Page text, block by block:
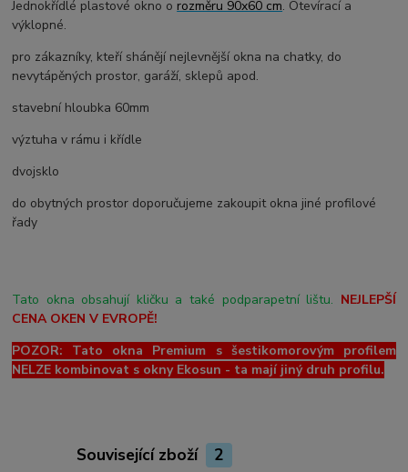
Jednokřídlé plastové okno o rozměru 90x60 cm. Otevírací a
výklopné.
pro zákazníky, kteří shánějí nejlevnější okna na chatky, do
nevytápěných prostor, garáží, sklepů apod.
stavební hloubka 60mm
výztuha v rámu i křídle
dvojsklo
do obytných prostor doporučujeme zakoupit okna jiné profilové
řady
Tato okna obsahují kličku a také podparapetní lištu. NEJLEPŠÍ
CENA OKEN V EVROPĚ!
POZOR: Tato okna Premium s šestikomorovým profilem
NELZE kombinovat s okny Ekosun - ta mají jiný druh profilu.
Související zboží 2